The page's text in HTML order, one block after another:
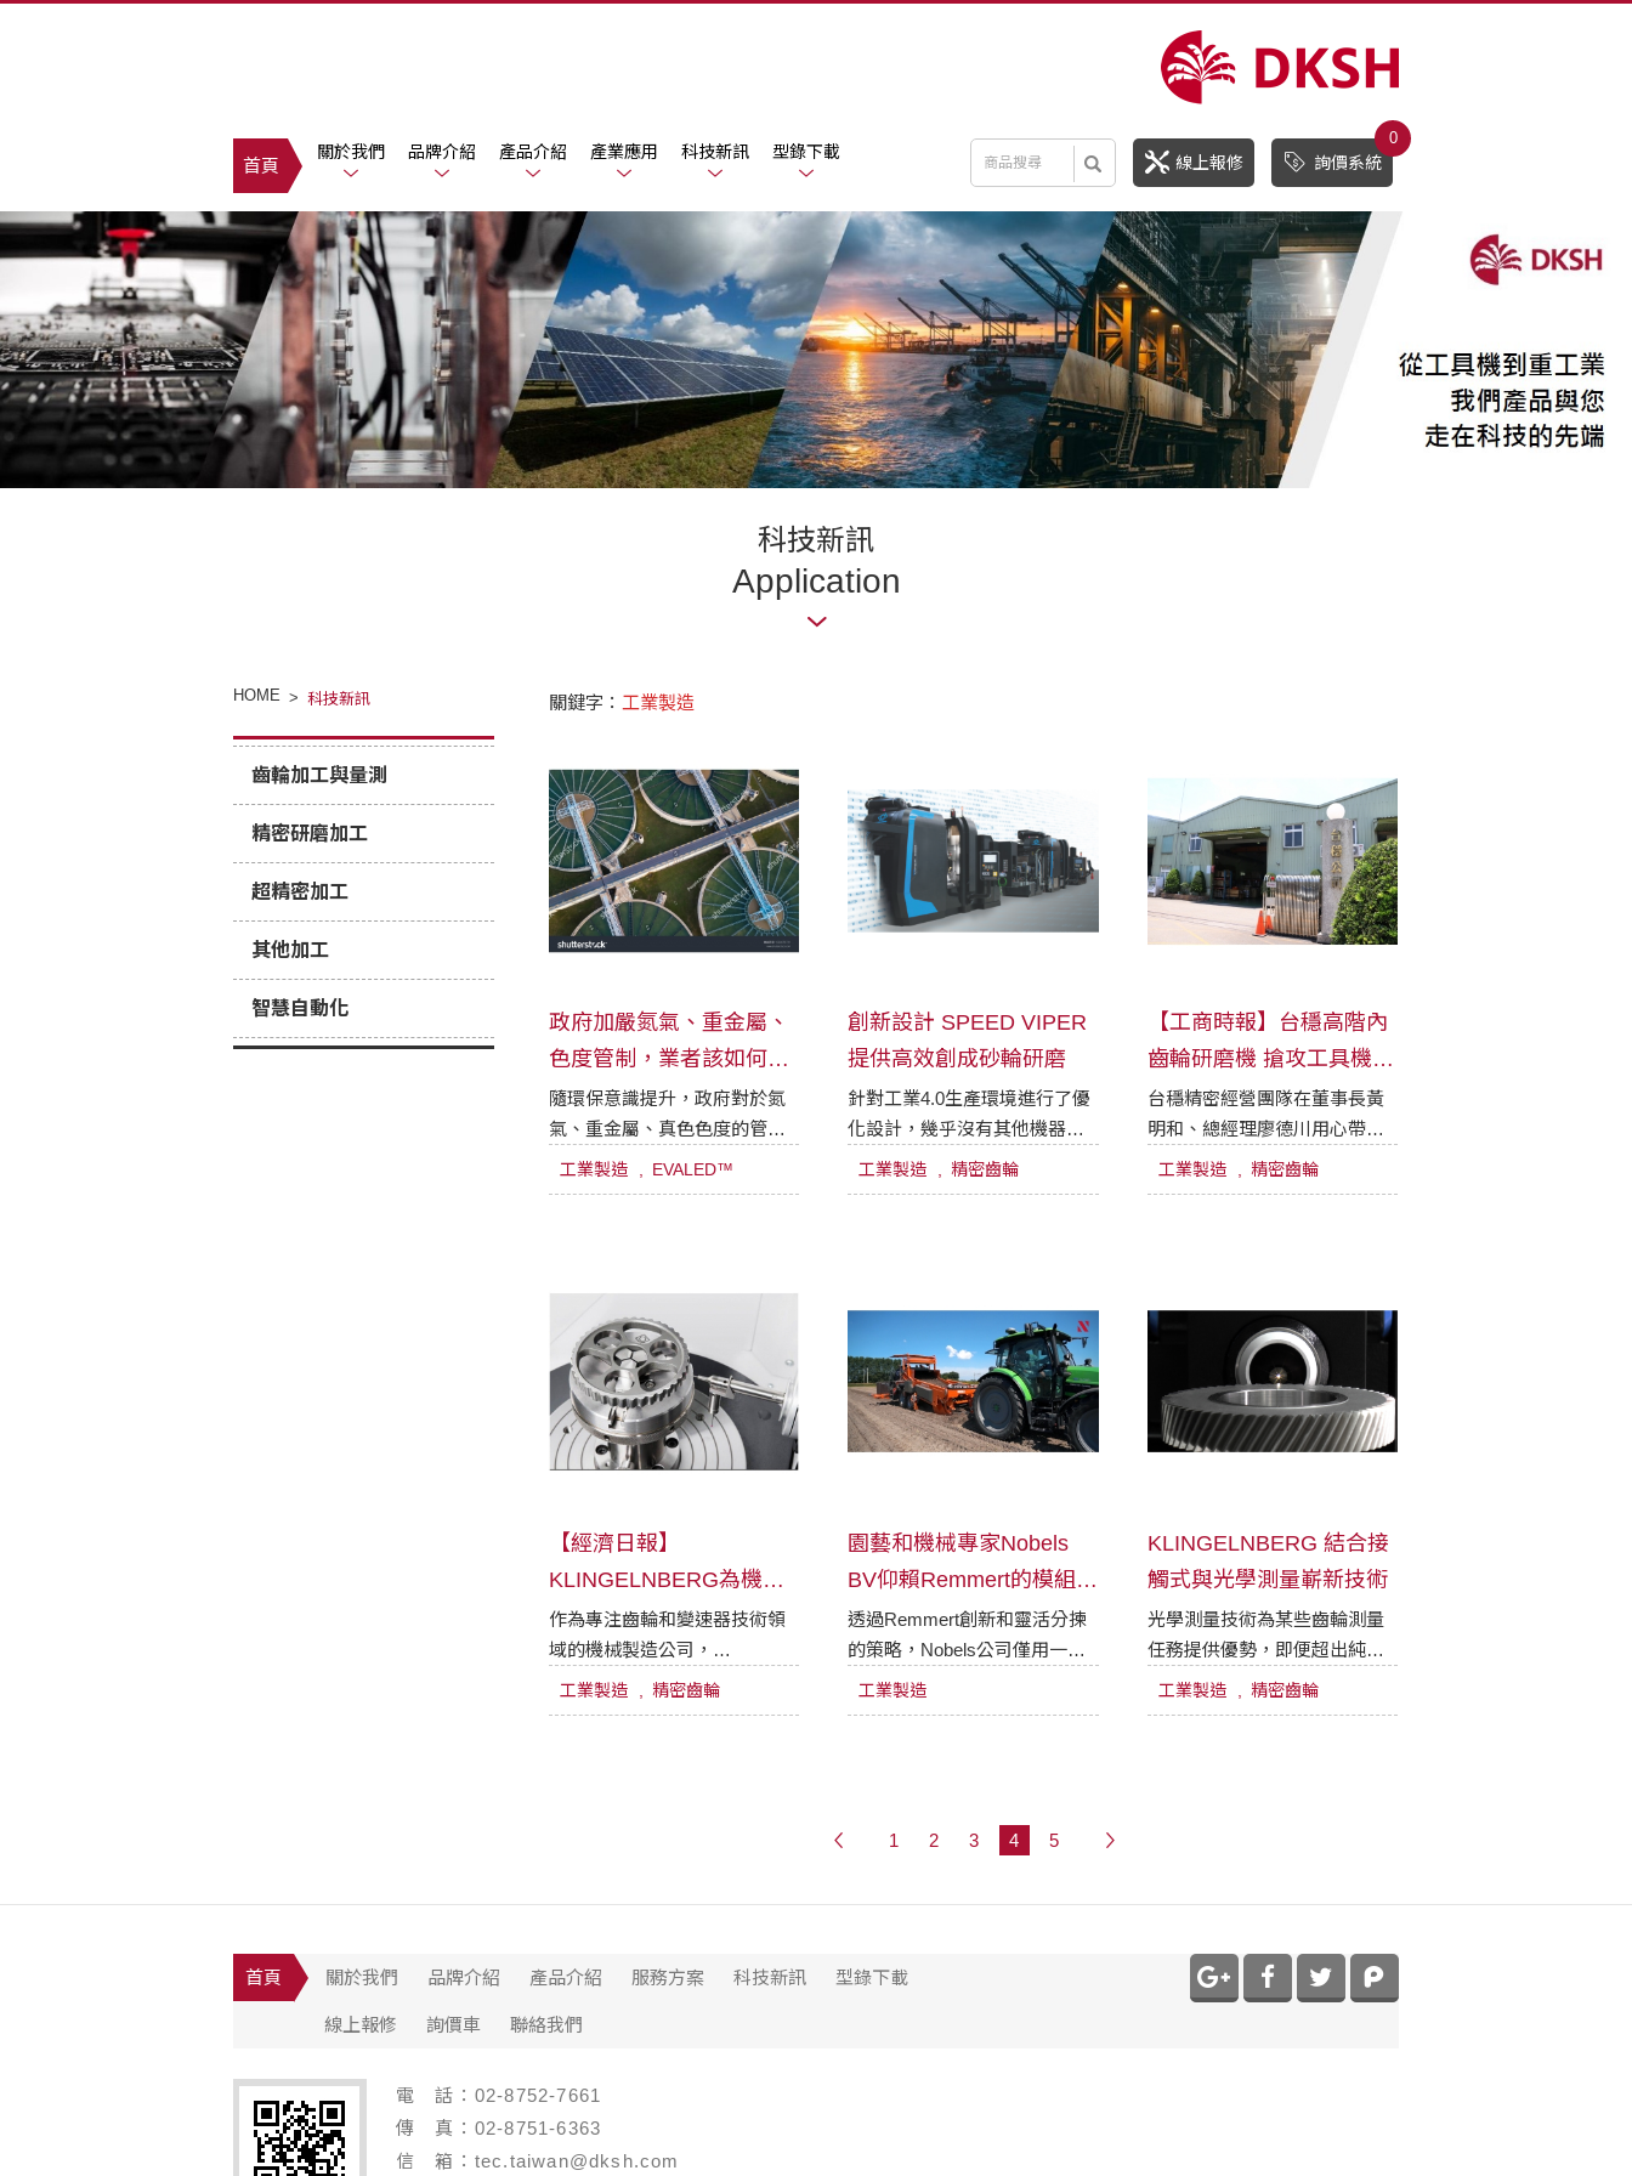
線上報修 詢價系統
0
首頁
關於我們 品牌介紹 產品介紹 產業應用 科技新訊 型錄下載
科技新訊
Application
HOME 科技新訊
齒輪加工與量測
精密研磨加工
超精密加工
其他加工
智慧自動化
關鍵字： 工業製造
政府加嚴氮氣、重金屬、
色度管制，業者該如何因
應？
隨環保意識提升，政府對於氮
氣、重金屬、真色色度的管制
更趨嚴格，對於半導體、金屬
加工製造、電鍍、染整業者等
理成本。
工業製造 EVALED™
創新設計 SPEED VIPER
提供高效創成砂輪研磨
針對工業4.0生產環境進行了優
化設計，幾乎沒有其他機器設
計可以比Höfler Speed Viper圓
柱齒輪創成研磨機更好地實現
工業製造 精密齒輪
【工商時報】台穩高階內
齒輪研磨機 搶攻工具機市
場
台穩精密經營團隊在董事長黃
明和、總經理廖德川用心帶領
下，以「轉動全世界」做為經
營職志，並因認真推動豐田式
的標竿企業
工業製造 精密齒輪
【經濟日報】
KLINGELNBERG為機器
人注入新活力
作為專注齒輪和變速器技術領
域的機械製造公司，
Klingelnberg在九月份舉辦的
2019 EMO德國漢諾威歐洲機床
工業製造 精密齒輪
園藝和機械專家Nobels
BV仰賴Remmert的模組自
動化，讓生產力提升2倍
透過Remmert創新和靈活分揀
的策略，Nobels公司僅用一台
雷射切割器就將產量提高了一
倍多，而不是以前的兩台，不
工業製造
KLINGELNBERG 結合接
觸式與光學測量嶄新技術
光學測量技術為某些齒輪測量
任務提供優勢，即便超出純理
論範圍之外，也能實現經濟的
測量，適合在工業環境中使
工業製造 精密齒輪
1 2 3 4 5
首頁 關於我們 品牌介紹 產品介紹 服務方案 科技新訊 型錄下載
線上報修 詢價車 聯絡我們
電 話：02-8752-7661
傳 真：02-8751-6363
信 箱：tec.taiwan@dksh.com